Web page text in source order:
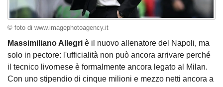
© foto di www.imagephotoagency.it
Massimiliano Allegri è il nuovo allenatore del Napoli, ma
solo in pectore: l'ufficialità non può ancora arrivare perché
il tecnico livornese è formalmente ancora legato al Milan.
Con uno stipendio di cinque milioni e mezzo netti ancora a